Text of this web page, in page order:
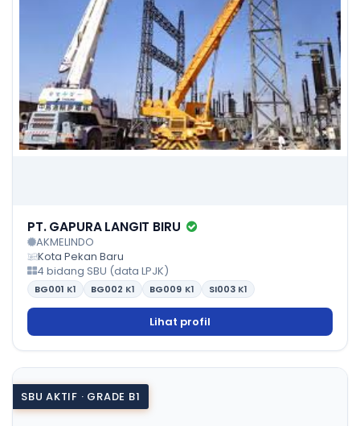
PT. GAPURA LANGIT BIRU
AKMELINDO
Kota Pekan Baru
4 bidang SBU (data LPJK)
BG001 K1 BG002 K1 BG009 K1 SI003 K1
Lihat profil
SBU AKTIF · GRADE B1